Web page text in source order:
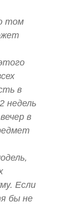
том
в
недель
в
Если
бы не